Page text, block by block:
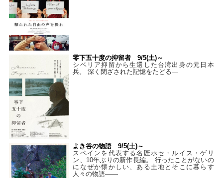
零下五十度の抑留者 9/5(土)～
シベリア抑留から生還した台湾出身の元日本
兵。 深く閉ざされた記憶をたどる—
よき谷の物語 9/5(土)～
スペインを代表する名匠ホセ・ルイス・ゲリ
ン、10年ぶりの新作長編。 行ったことがないの
になぜか懐かしい、ある土地とそこに暮らす
人々の物語――